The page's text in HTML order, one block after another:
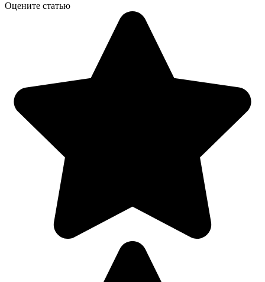
Оцените статью